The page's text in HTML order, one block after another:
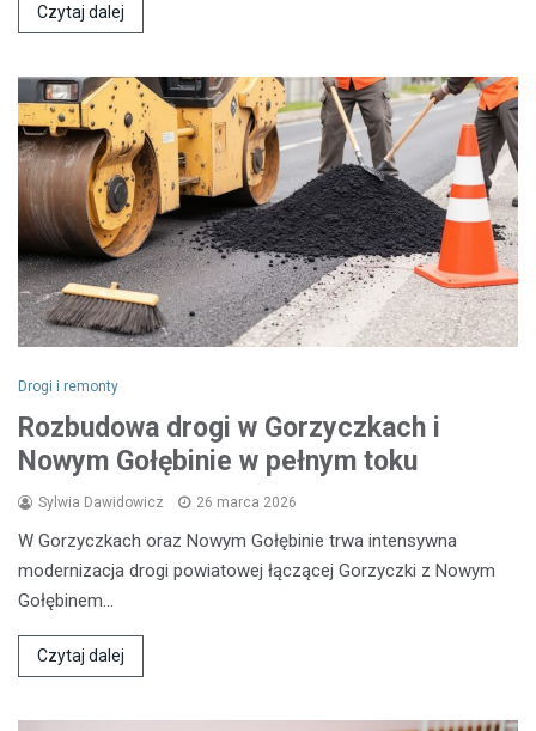
Czytaj dalej
Drogi i remonty
Rozbudowa drogi w Gorzyczkach i
Nowym Gołębinie w pełnym toku
Sylwia Dawidowicz 26 marca 2026
W Gorzyczkach oraz Nowym Gołębinie trwa intensywna
modernizacja drogi powiatowej łączącej Gorzyczki z Nowym
Gołębinem…
Czytaj dalej